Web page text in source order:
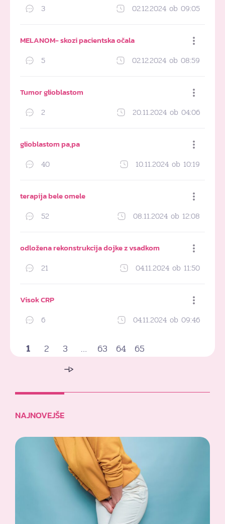
3 02.12.2024 ob 09:05
MELANOM- skozi pacientska očala
5 02.12.2024 ob 08:59
Tumor glioblastom
2 20.11.2024 ob 04:06
glioblastom pa,pa
40 10.11.2024 ob 10:19
terapija bele omele
52 08.11.2024 ob 12:08
odložena rekonstrukcija dojke z vsadkom
21 04.11.2024 ob 11:50
Visok CRP
6 04.11.2024 ob 09:46
1 2 3 … 63 64 65
NAJNOVEJŠE